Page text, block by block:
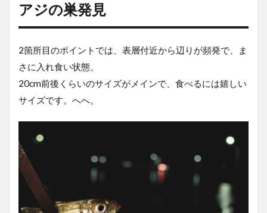
あ
は
泉
へ
4.0.1
営業
5
フ
アジの巣発見
2箇所目のポイントでは、表層付近から辺りが頻発で、ま
さに入れ食い状態。
20cm前後くらいのサイズがメインで、食べるには嬉しい
サイズです。へへ。